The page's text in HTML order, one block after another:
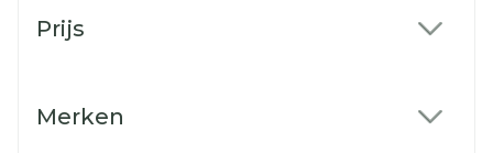
Prijs
Merken